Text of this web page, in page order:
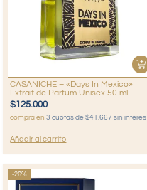
CASANICHE – «Days In Mexico»
Extrait de Parfum Unisex 50 ml
$125.000
compra en3 cuotas de $41.667 sin interés
Añadir al carrito
-26%